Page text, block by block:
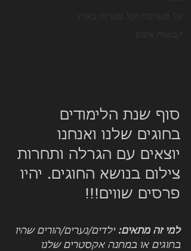
סוף שנת הלימודים
בחוגים שלנו ואנחנו
יוצאים עם הגרלה ותחרות
צילום בנושא החוגים. יהיו
פרסים שווים!!!
למי זה מתאים: ילדים/נערים/הורים שהיו
בחוגים או במחנה אקסטרים שלנו